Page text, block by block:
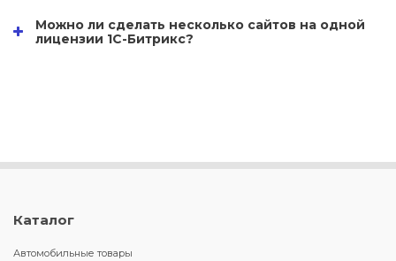
Можно ли сделать несколько сайтов на одной
лицензии 1С-Битрикс?
Каталог
Автомобильные товары